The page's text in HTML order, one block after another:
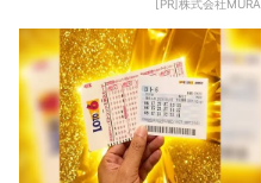
[PR]株式会社MURA